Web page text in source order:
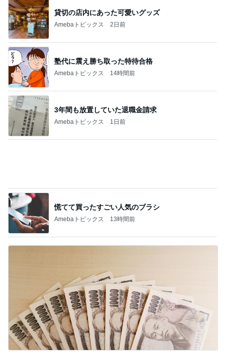
貸切の店内にあった可愛いグッズ
Amebaトピックス 2日前
塾代に震え勝ち取った特待合格
Amebaトピックス 14時間前
3年間も放置していた退職金請求
Amebaトピックス 1日前
慌てて買ったすごい人気のブラシ
Amebaトピックス 13時間前